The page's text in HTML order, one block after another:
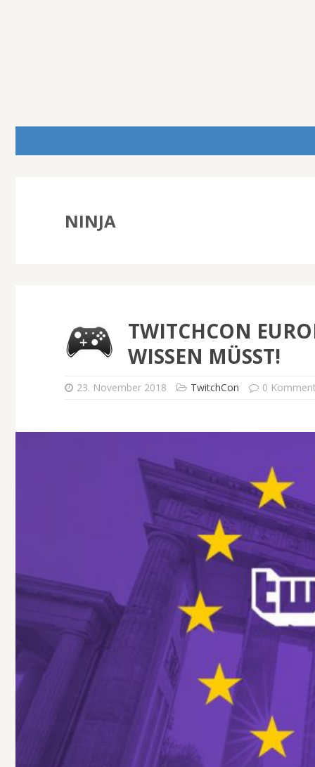
NINJA
TWITCHCON
WISSEN MÜSST!
23. November 2018 TwitchCon 0